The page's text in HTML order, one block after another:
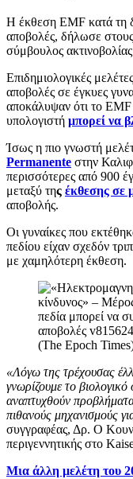
Η έκθεση EMF κατά τη
αποβολές, δήλωσε
σύμβουλος
Επιδημιολογικές
αποβολές σε έγκυες
αποκάλυψαν ότι το
υπολογιστή μπορεί να
Ίσως η πιο γνωστή
Permanente στην
περισσότερες από 900
μεταξύ της έκθεσης σε
αποβολής.
Οι γυναίκες που
πεδίου είχαν σχεδόν
με χαμηλότερη έκθεση.
(The Epoch
«Λόγω της τρέχουσας
γνωρίζουμε το
αναπτυχθούν
πιθανούς μηχανισμούς
συγγραφέας, Δρ. Ο Κουν
περιγεννητικής στο
Μια άλλη μελέτη του